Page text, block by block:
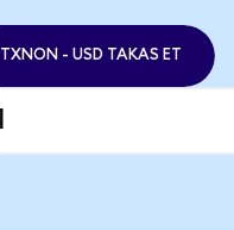
TXNON - USD TAKAS ET